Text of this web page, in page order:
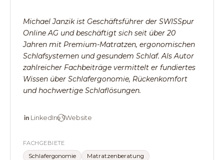
Michael Janzik ist Geschäftsführer der SWISSpur
Online AG und beschäftigt sich seit über 20
Jahren mit Premium-Matratzen, ergonomischen
Schlafsystemen und gesundem Schlaf. Als Autor
zahlreicher Fachbeiträge vermittelt er fundiertes
Wissen über Schlafergonomie, Rückenkomfort
und hochwertige Schlaflösungen.
LinkedIn Website
FACHGEBIETE
Schlafergonomie
Matratzenberatung